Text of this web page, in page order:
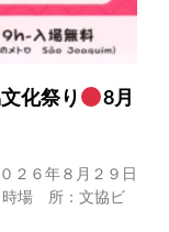
化祭り
8月
２６年８月２９日
時場 所：文協ビ